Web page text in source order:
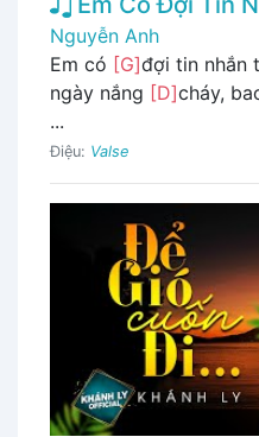
Nguyễn Anh
Em có [G]đợi tin nhắn
ngày nắng [D]cháy,
...
Điệu: Valse